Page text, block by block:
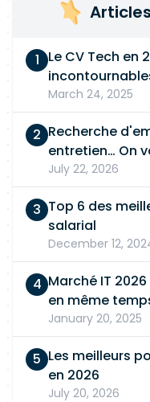
Le CV Tech en
March 24, 2025
Recherche
entretien… On
July 22, 2026
Top 6 des
salarial
December 12,
Marché IT
en même
January 20, 2025
Les meilleurs
en 2026
July 20, 2026